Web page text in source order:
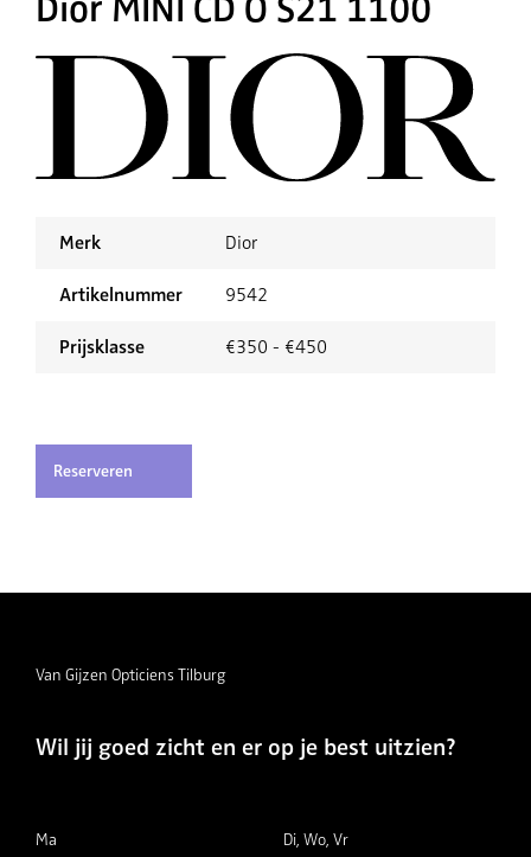
Merk Dior
Artikelnummer 9542
Prijsklasse €350 - €450
Reserveren
Van Gijzen Opticiens Tilburg
Wil jij goed zicht en er op je best uitzien?
Ma Di, Wo, Vr